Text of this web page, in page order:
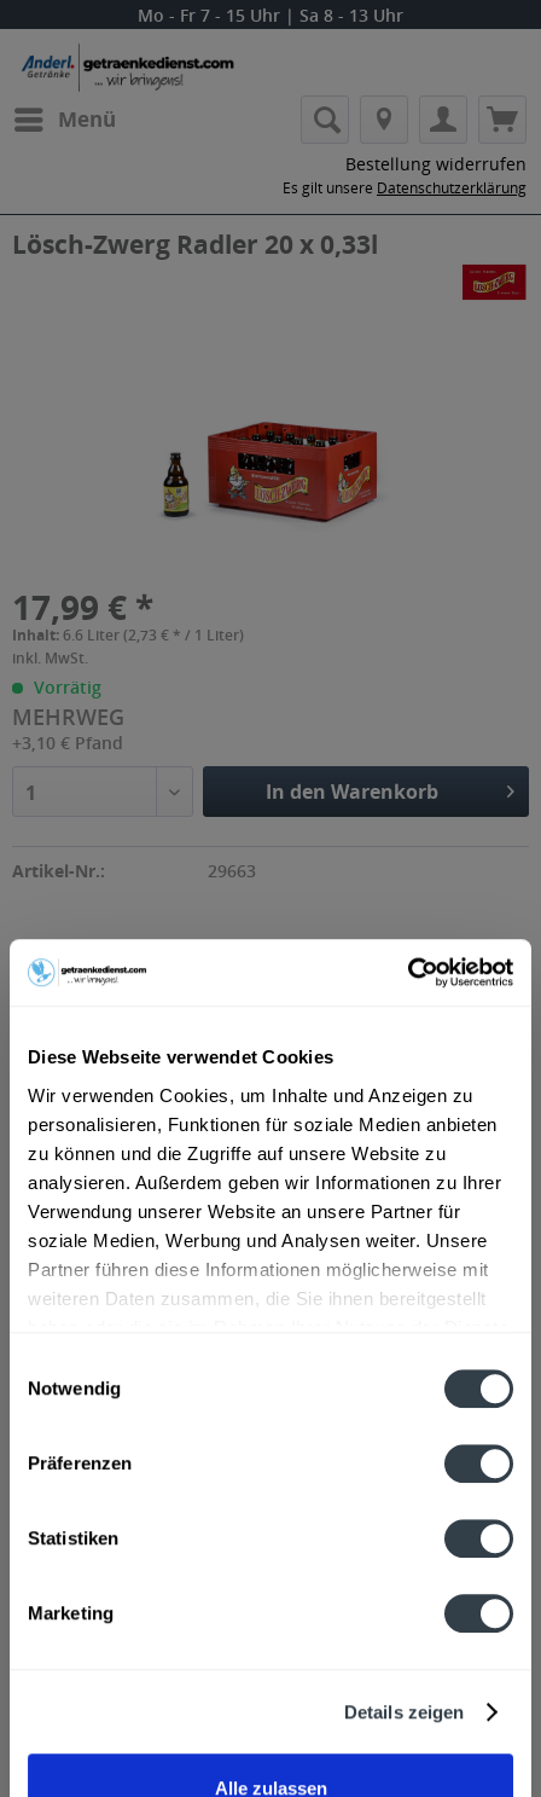
Diese Webseite verwendet Cookies
Wir verwenden Cookies, um Inhalte und Anzeigen zu
personalisieren, Funktionen für soziale Medien anbieten
zu können und die Zugriffe auf unsere Website zu
analysieren. Außerdem geben wir Informationen zu Ihrer
Verwendung unserer Website an unsere Partner für
soziale Medien, Werbung und Analysen weiter. Unsere
Partner führen diese Informationen möglicherweise mit
weiteren Daten zusammen, die Sie ihnen bereitgestellt
Notwendig
Präferenzen
Statistiken
Marketing
Details zeigen
Alle zulassen
Mo - Fr 7 - 15 Uhr | Sa 8 - 13 Uhr
Menü
Bestellung widerrufen
Es gilt unsere Datenschutzerklärung
Lösch-Zwerg Radler 20 x 0,33l
17,99 € *
Inhalt:6.6 Liter (2,73 € * / 1 Liter)
inkl. MwSt.
Vorrätig
MEHRWEG
+3,10 € Pfand
1 In den Warenkorb
Artikel-Nr.: 29663
Beschreibung
Zutaten und Allergene
Bier (Wasser, GERSTENMALZ, Aromahopfen),
Zitronenlimonade (Natürliches Mineralwasser,... mehr
Lebensmittelunternehmer
Privatbrauerei Schimpfle, 86459 Gessertshausen mehr
Alkoholgehalt
Nährwertangaben
Fettsäuren 0 g Kohlenhydrate...